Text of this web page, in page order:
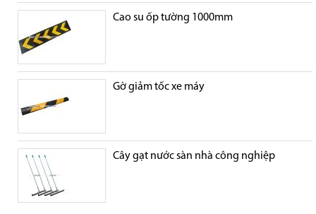
Cao su ốp tường 1000mm
Gờ giảm tốc xe máy
Cây gạt nước sàn nhà công nghiệp